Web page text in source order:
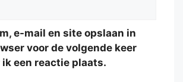
e-mail en site opslaan in
voor de volgende keer
een reactie plaats.